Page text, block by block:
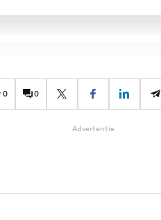
0 0
Advertentie